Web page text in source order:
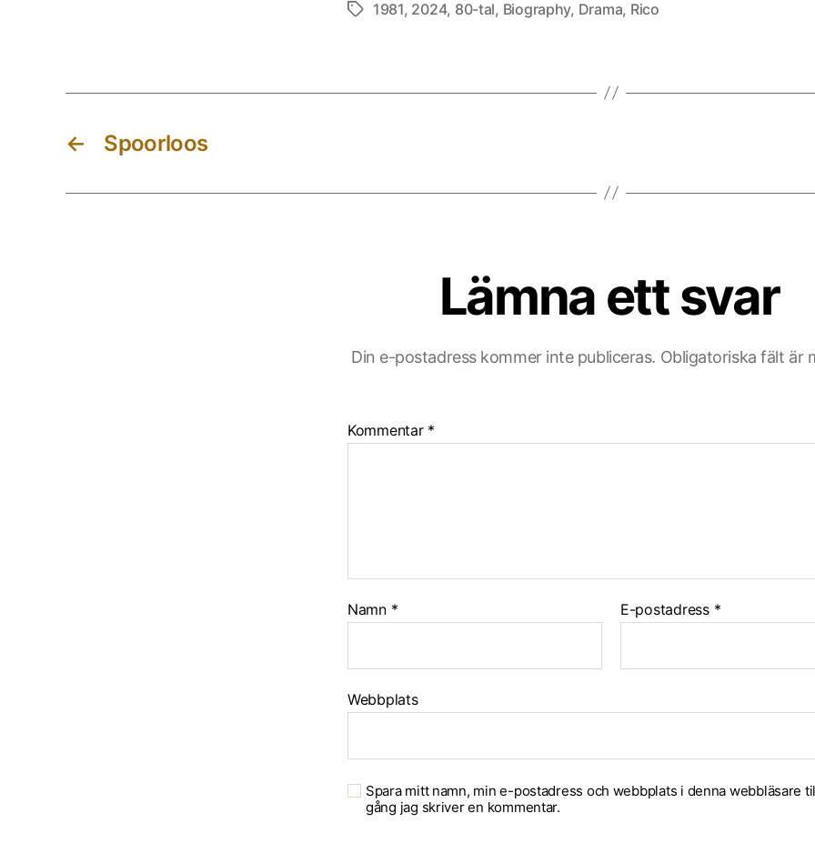
Etiketter
1981, 2024, 80-tal, Biography, Drama, Rico
← Spoorloos
Lämna ett svar
Din e-postadress kommer inte publiceras. Obligatoriska fält är
Kommentar *
Namn * E-postadress *
Webbplats
Spara mitt namn, min e-postadress och webbplats i denna webbläsare
gång jag skriver en kommentar.